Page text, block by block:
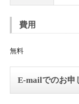
費用
無料
E-mailでのお申